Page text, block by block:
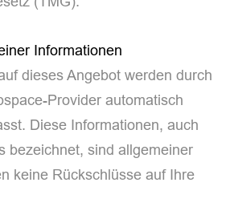
Informationen
dieses Angebot werden durch
Provider automatisch
Diese Informationen, auch
bezeichnet, sind allgemeiner
keine Rückschlüsse auf Ihre